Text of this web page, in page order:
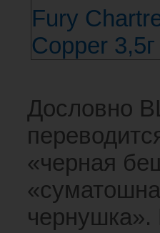
Дословно
«черная
чернушка».